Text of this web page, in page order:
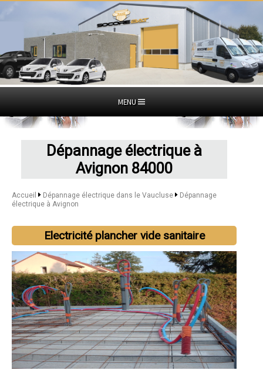
MENU
Dépannage électrique à
Avignon 84000
Accueil Dépannage électrique dans le Vaucluse
Dépannage
électrique à Avignon
Electricité plancher vide sanitaire